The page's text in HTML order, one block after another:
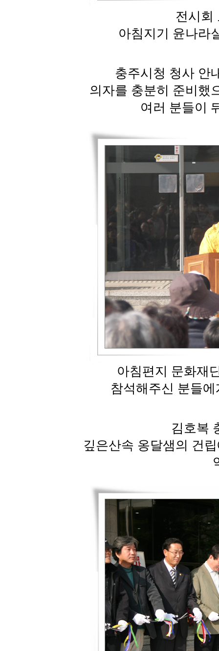
전시회
아침지기 윤나라
충주시청 청사 안
의자를 충분히 준비했
여러 분들이
아침편지 문화재
참석해주신 분들
김호복
깊은산속 옹달샘의 건